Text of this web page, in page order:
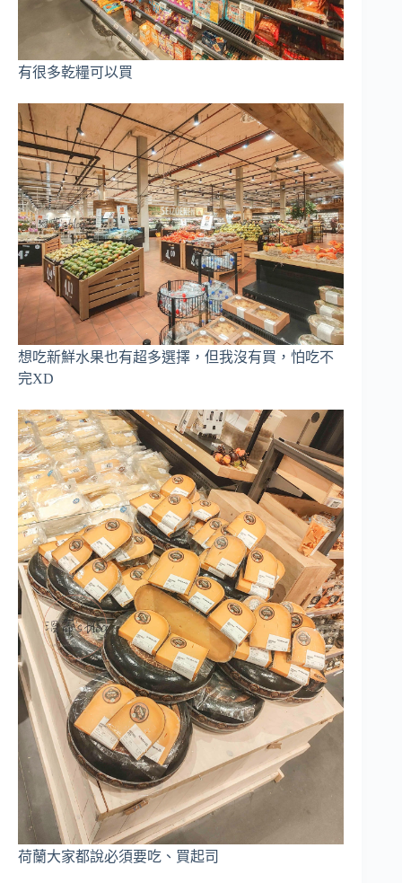
有很多乾糧可以買
想吃新鮮水果也有超多選擇，但我沒有買，怕吃不
完XD
荷蘭大家都說必須要吃、買起司